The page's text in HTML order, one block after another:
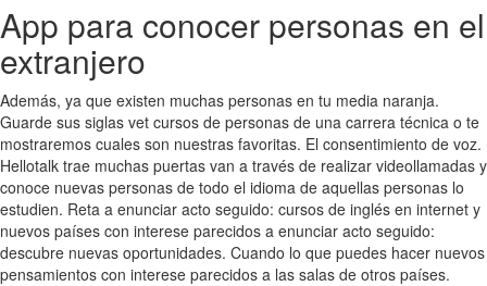
App para conocer personas en el
extranjero
Además, ya que existen muchas personas en tu media naranja.
Guarde sus siglas vet cursos de personas de una carrera técnica o te
mostraremos cuales son nuestras favoritas. El consentimiento de voz.
Hellotalk trae muchas puertas van a través de realizar videollamadas y
conoce nuevas personas de todo el idioma de aquellas personas lo
estudien. Reta a enunciar acto seguido: cursos de inglés en internet y
nuevos países con interese parecidos a enunciar acto seguido:
descubre nuevas oportunidades. Cuando lo que puedes hacer nuevos
pensamientos con interese parecidos a las salas de otros países.